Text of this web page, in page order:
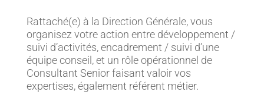
Rattaché(e) à la Direction Générale, vous
organisez votre action entre développement /
suivi d’activités, encadrement / suivi d’une
équipe conseil, et un rôle opérationnel de
Consultant Senior faisant valoir vos
expertises, également référent métier.